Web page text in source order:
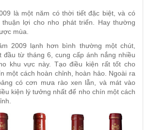
là một năm có thời tiết đặc biệt, và có
lợi cho nho phát triển. Hay thường
mùa.
2009 lạnh hơn bình thường một chút,
đầu từ tháng 6, cung cấp ánh nắng nhiều
khu vực này. Tạo điều kiện rất tốt cho
một cách hoàn chỉnh, hoàn hảo. Ngoài ra
có cơn mưa rào xen lẫn, và mát vào
kiện lý tưởng nhất để nho chín một cách